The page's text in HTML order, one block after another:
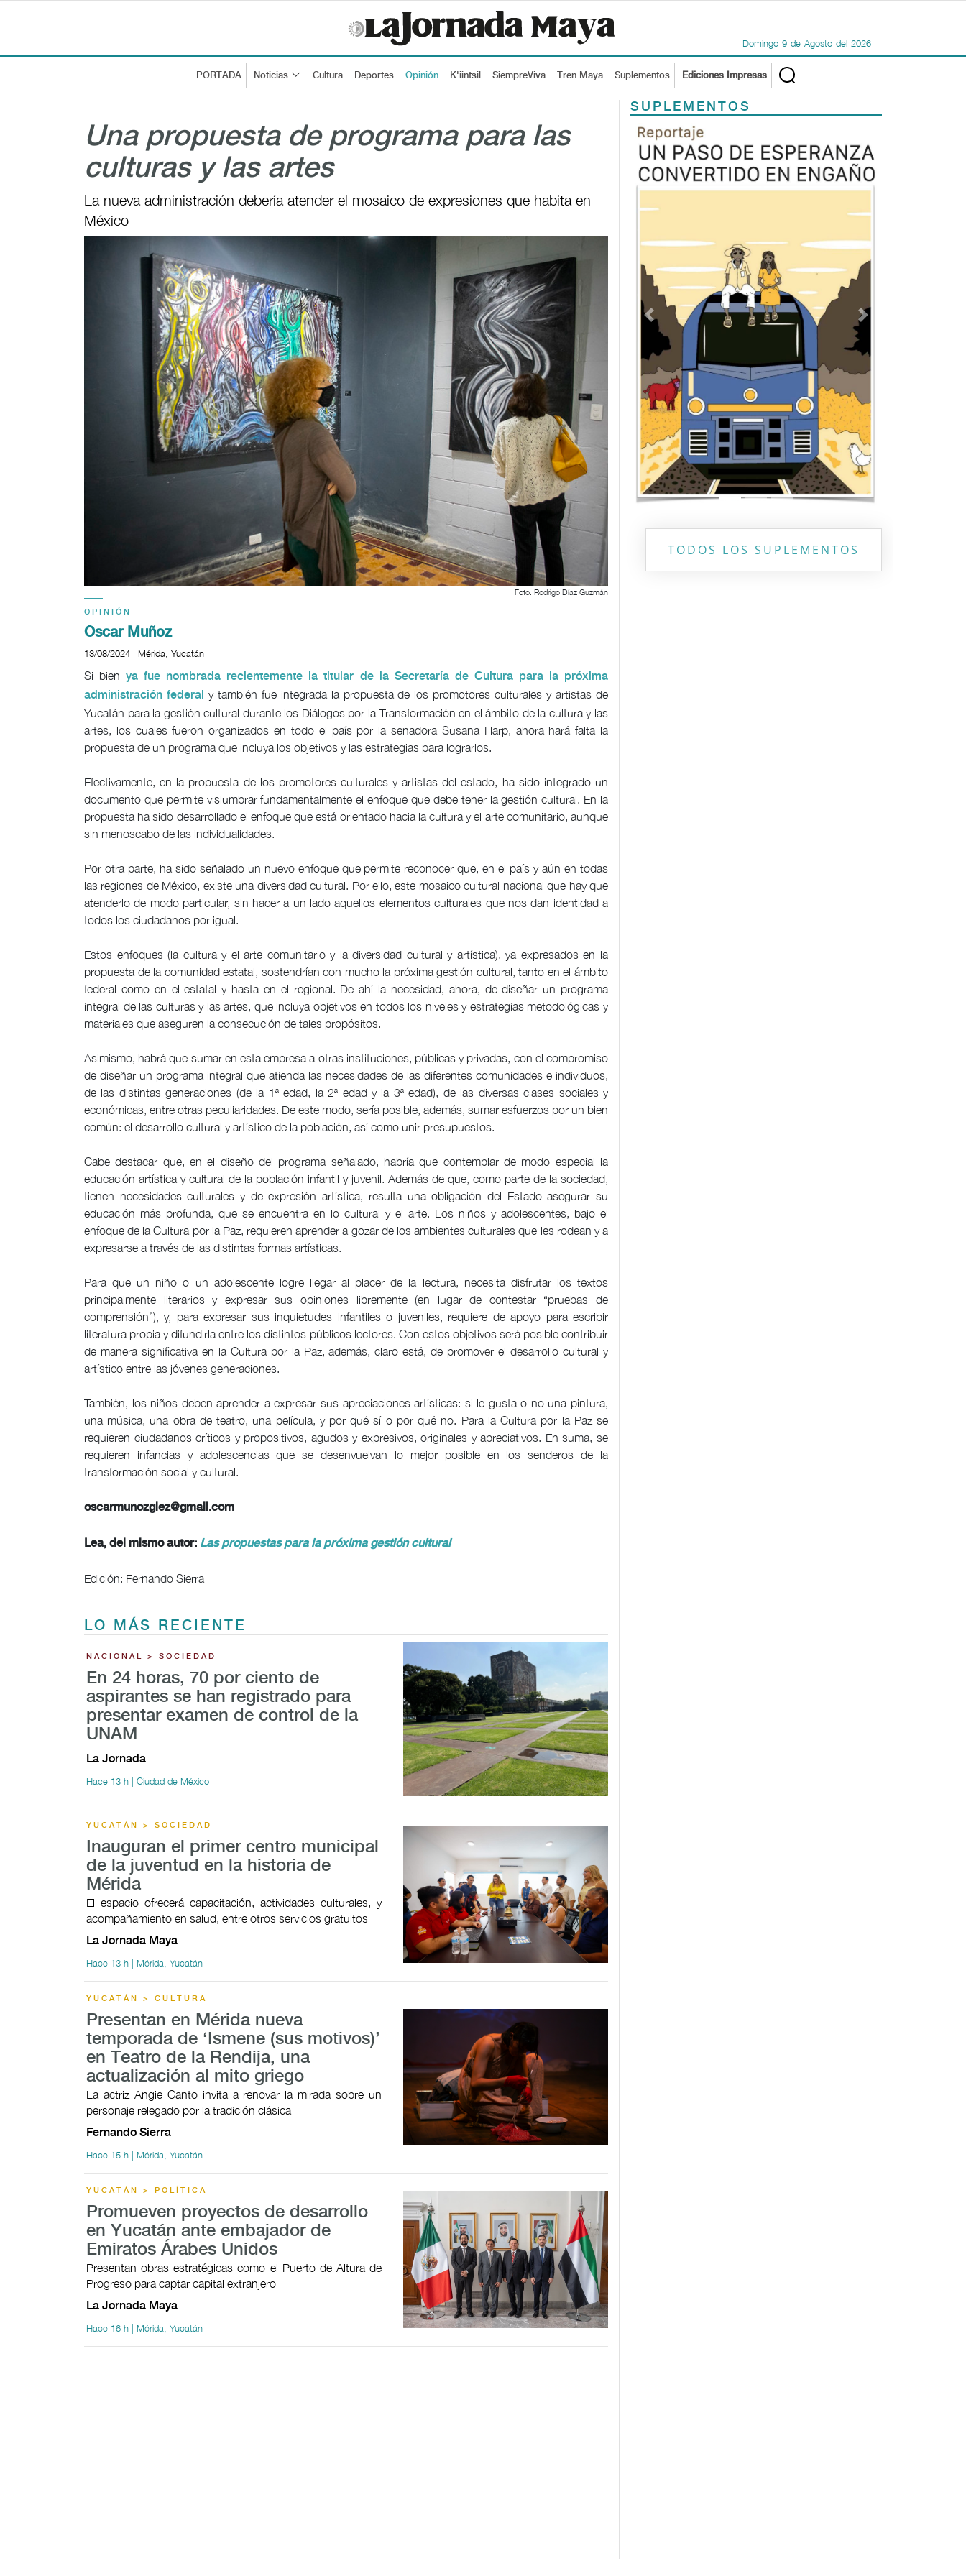
Domingo 9 de Agosto del 2026
PORTADA Noticias Cultura Deportes Opinión K'iintsil SiempreViva Tren Maya Suplementos Ediciones Impresas
Una propuesta de programa para las
culturas y las artes
La nueva administración debería atender el mosaico de expresiones que habita en
México
Foto: Rodrigo Díaz Guzmán
OPINIÓN
Óscar Muñoz
13/08/2024 | Mérida, Yucatán
Si bienya fue nombrada recientemente la titular de la Secretaría de Cultura para la próxima
administración federal y también fue integrada la propuesta de los promotores culturales y artistas de
Yucatán para la gestión cultural durante los Diálogos por la Transformación en el ámbito de la cultura y las
artes, los cuales fueron organizados en todo el país por la senadora Susana Harp, ahora hará falta la
propuesta de un programa que incluya los objetivos y las estrategias para lograrlos.
Efectivamente, en la propuesta de los promotores culturales y artistas del estado, ha sido integrado un
documento que permite vislumbrar fundamentalmente el enfoque que debe tener la gestión cultural. En la
propuesta ha sido desarrollado el enfoque que está orientado hacia la cultura y el arte comunitario, aunque
sin menoscabo de las individualidades.
Por otra parte, ha sido señalado un nuevo enfoque que permite reconocer que, en el país y aún en todas
las regiones de México, existe una diversidad cultural. Por ello, este mosaico cultural nacional que hay que
atenderlo de modo particular, sin hacer a un lado aquellos elementos culturales que nos dan identidad a
todos los ciudadanos por igual.
Estos enfoques (la cultura y el arte comunitario y la diversidad cultural y artística), ya expresados en la
propuesta de la comunidad estatal, sostendrían con mucho la próxima gestión cultural, tanto en el ámbito
federal como en el estatal y hasta en el regional. De ahí la necesidad, ahora, de diseñar un programa
integral de las culturas y las artes, que incluya objetivos en todos los niveles y estrategias metodológicas y
materiales que aseguren la consecución de tales propósitos.
Asimismo, habrá que sumar en esta empresa a otras instituciones, públicas y privadas, con el compromiso
de diseñar un programa integral que atienda las necesidades de las diferentes comunidades e individuos,
de las distintas generaciones (de la 1ª edad, la 2ª edad y la 3ª edad), de las diversas clases sociales y
económicas, entre otras peculiaridades. De este modo, sería posible, además, sumar esfuerzos por un bien
común: el desarrollo cultural y artístico de la población, así como unir presupuestos.
Cabe destacar que, en el diseño del programa señalado, habría que contemplar de modo especial la
educación artística y cultural de la población infantil y juvenil. Además de que, como parte de la sociedad,
tienen necesidades culturales y de expresión artística, resulta una obligación del Estado asegurar su
educación más profunda, que se encuentra en lo cultural y el arte. Los niños y adolescentes, bajo el
enfoque de la Cultura por la Paz, requieren aprender a gozar de los ambientes culturales que les rodean y a
expresarse a través de las distintas formas artísticas.
Para que un niño o un adolescente logre llegar al placer de la lectura, necesita disfrutar los textos
principalmente literarios y expresar sus opiniones libremente (en lugar de contestar “pruebas de
comprensión”), y, para expresar sus inquietudes infantiles o juveniles, requiere de apoyo para escribir
literatura propia y difundirla entre los distintos públicos lectores. Con estos objetivos será posible contribuir
de manera significativa en la Cultura por la Paz, además, claro está, de promover el desarrollo cultural y
artístico entre las jóvenes generaciones.
También, los niños deben aprender a expresar sus apreciaciones artísticas: si le gusta o no una pintura,
una música, una obra de teatro, una película, y por qué sí o por qué no. Para la Cultura por la Paz se
requieren ciudadanos críticos y propositivos, agudos y expresivos, originales y apreciativos. En suma, se
requieren infancias y adolescencias que se desenvuelvan lo mejor posible en los senderos de la
transformación social y cultural.
oscarmunozglez@gmail.com
Lea, del mismo autor: Las propuestas para la próxima gestión cultural
Edición: Fernando Sierra
LO MÁS RECIENTE
NACIONAL > SOCIEDAD
En 24 horas, 70 por ciento de
aspirantes se han registrado para
presentar examen de control de la
UNAM
La Jornada
Hace 13 h | Ciudad de México
YUCATÁN > SOCIEDAD
Inauguran el primer centro municipal
de la juventud en la historia de
Mérida
El espacio ofrecerá capacitación, actividades culturales, y
acompañamiento en salud, entre otros servicios gratuitos
La Jornada Maya
Hace 13 h | Mérida, Yucatán
YUCATÁN > CULTURA
Presentan en Mérida nueva
temporada de ‘Ismene (sus motivos)’
en Teatro de la Rendija, una
actualización al mito griego
La actriz Angie Canto invita a renovar la mirada sobre un
personaje relegado por la tradición clásica
Fernando Sierra
Hace 15 h | Mérida, Yucatán
YUCATÁN > POLÍTICA
Promueven proyectos de desarrollo
en Yucatán ante embajador de
Emiratos Árabes Unidos
Presentan obras estratégicas como el Puerto de Altura de
Progreso para captar capital extranjero
La Jornada Maya
Hace 16 h | Mérida, Yucatán
SUPLEMENTOS
Previous Next
TODOS LOS SUPLEMENTOS